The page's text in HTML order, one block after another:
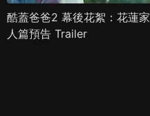
酷蓋爸爸2 幕後花絮：花蓮家
人篇預告 Trailer